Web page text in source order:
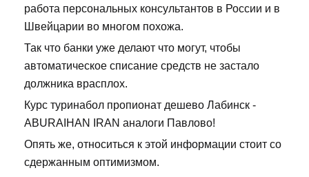
работа персональных консультантов в России и в
Швейцарии во многом похожа.
Так что банки уже делают что могут, чтобы
автоматическое списание средств не застало
должника врасплох.
Курс туринабол пропионат дешево Лабинск -
ABURAIHAN IRAN аналоги Павлово!
Опять же, относиться к этой информации стоит со
сдержанным оптимизмом.